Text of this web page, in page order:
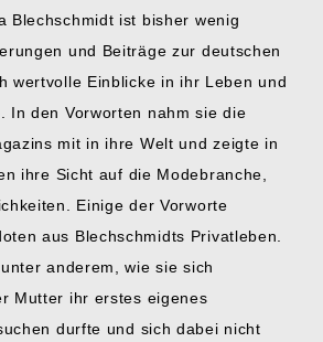
Blechschmidt ist bisher wenig
und Beiträge zur deutschen
wertvolle Einblicke in ihr Leben und
In den Vorworten nahm sie die
mit in ihre Welt und zeigte in
ihre Sicht auf die Modebranche,
Einige der Vorworte
aus Blechschmidts Privatleben.
anderem, wie sie sich
Mutter ihr erstes eigenes
durfte und sich dabei nicht